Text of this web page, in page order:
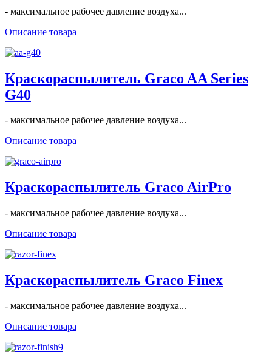
- максимальное рабочее давление воздуха...
Описание товара
Краскораспылитель Graco AA Series
G40
- максимальное рабочее давление воздуха...
Описание товара
Краскораспылитель Graco AirPro
- максимальное рабочее давление воздуха...
Описание товара
Краскораспылитель Graco Finex
- максимальное рабочее давление воздуха...
Описание товара